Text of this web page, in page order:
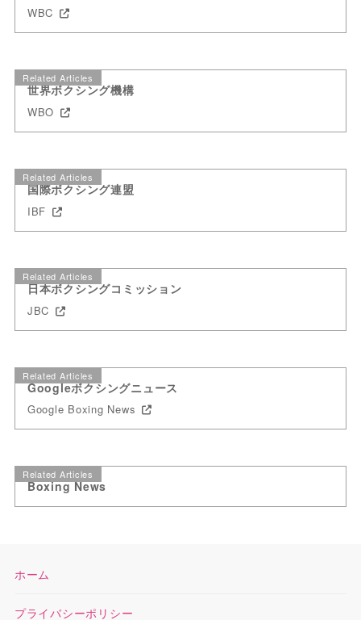
WBC
Related Articles
世界ボクシング機構
WBO
Related Articles
国際ボクシング連盟
IBF
Related Articles
日本ボクシングコミッション
JBC
Related Articles
Googleボクシングニュース
Google Boxing News
Related Articles
Boxing News
ホーム
プライバシーポリシー